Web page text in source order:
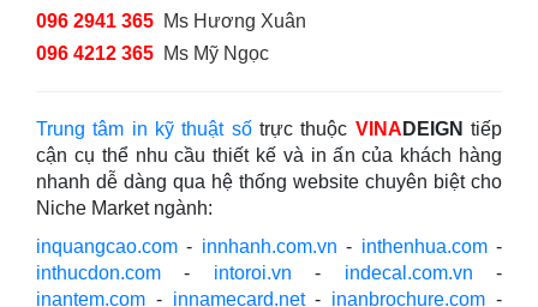
096 2941 365 Ms Hương Xuân
096 4212 365 Ms Mỹ Ngọc
Trung tâm in kỹ thuật sốtrực thuộc VINA DEIGN tiếp
cận cụ thể nhu cầu thiết kế và in ấn của khách hàng
nhanh dễ dàng qua hệ thống website chuyên biệt cho
Niche Market ngành:
inquangcao.com - innhanh.com.vn - inthenhua.com-
inthucdon.com - intoroi.vn - indecal.com.vn -
inantem.com - innamecard.net- inanbrochure.com -